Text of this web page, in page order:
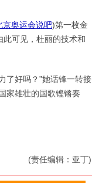
京奥运会说吧)第一枚金
可见，杜丽的技术和
好吗？”她话锋一转接
家雄壮的国歌铿锵奏
(责任编辑：亚丁)